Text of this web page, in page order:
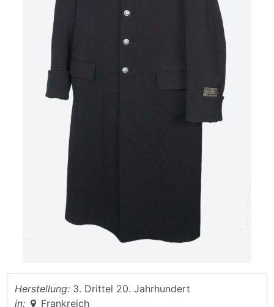
Herstellung: 3. Drittel 20. Jahrhundert
in:
Frankreich